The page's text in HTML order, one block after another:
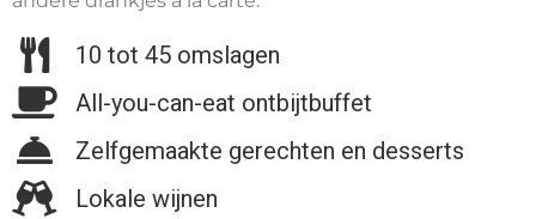
10 tot 45 omslagen
All-you-can-eat ontbijtbuffet
Zelfgemaakte gerechten en desserts
Lokale wijnen